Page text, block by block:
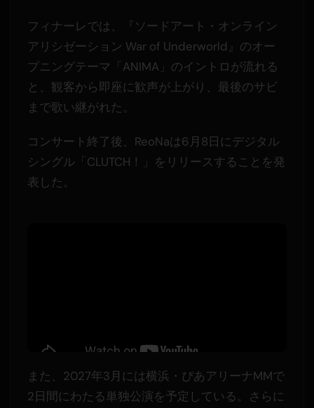
フィナーレでは、『ソードアート・オンライン
アリシゼーション War of Underworld』のオー
プニングテーマ「ANIMA」のイントロが流れる
と、観客から即座に歓声が上がり、最後のサビ
まで歌い継がれた。
コンサート終了後、ReoNaは6月8日にデジタル
シングル「CLUTCH！」をリリースすることを発
表した。
また、2027年3月には横浜・ぴあアリーナMMで
2日間にわたる単独公演を予定している。さらに